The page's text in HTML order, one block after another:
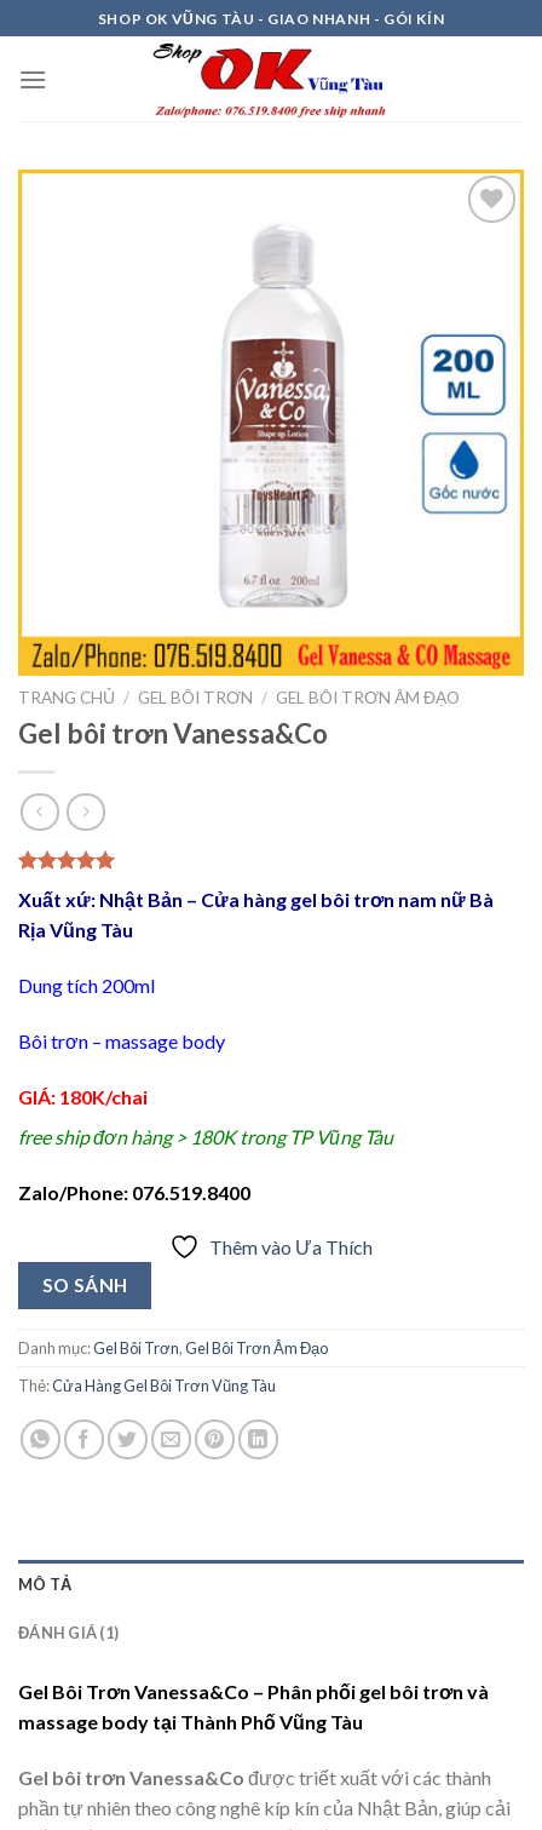
to
content
SHOP OK VŨNG TÀU - GIAO NHANH - GÓI KÍN
Ưa
Thích
TRANG CHỦ / GEL BÔI TRƠN / GEL BÔI TRƠN ÂM ĐẠO
Gel bôi trơn Vanessa&Co
5.00trên 5
dựa trên
1
đánh giá
Xuất xứ: Nhật Bản – Cửa hàng gel bôi trơn nam nữ Bà
Rịa Vũng Tàu
Dung tích 200ml
Bôi trơn – massage body
GIÁ: 180K/chai
free ship đơn hàng > 180K trong TP Vũng Tàu
Zalo/Phone: 076.519.8400
Thêm vào Ưa Thích
SO SÁNH
Danh mục:Gel Bôi Trơn,Gel Bôi Trơn Âm Đạo
Thẻ:Cửa Hàng Gel Bôi Trơn Vũng Tàu
MÔ TẢ
ĐÁNH GIÁ (1)
Gel Bôi Trơn Vanessa&Co – Phân phối gel bôi trơn và
massage body tại Thành Phố Vũng Tàu
Gel bôi trơn Vanessa&Co được triết xuất với các thành
phần tự nhiên theo công nghê kíp kín của Nhật Bản, giúp cải